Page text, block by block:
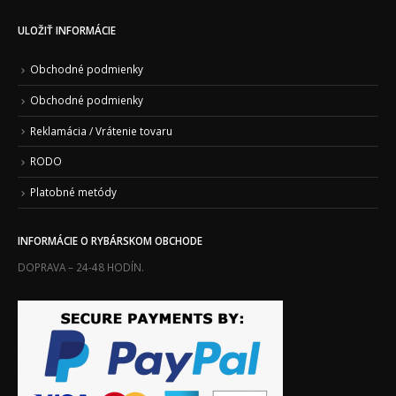
ULOŽIŤ INFORMÁCIE
Obchodné podmienky
Obchodné podmienky
Reklamácia / Vrátenie tovaru
RODO
Platobné metódy
INFORMÁCIE O RYBÁRSKOM OBCHODE
DOPRAVA – 24-48 HODÍN.